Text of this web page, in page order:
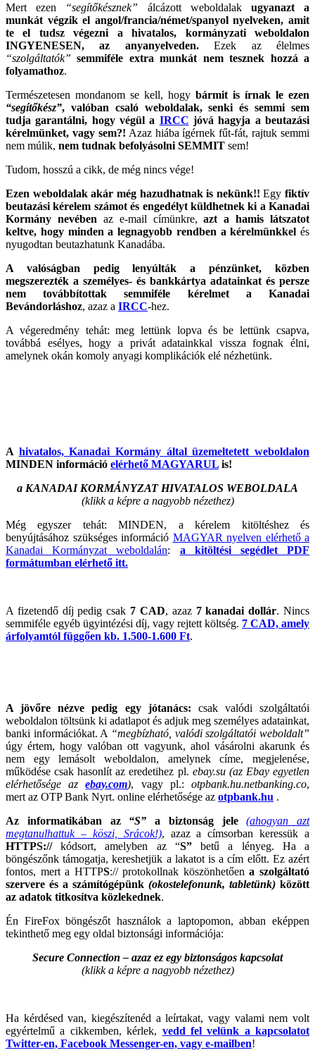
Mert ezen “segítőkésznek” álcázott weboldalak ugyanazt a
munkát végzik el angol/francia/német/spanyol nyelveken, amit
te el tudsz végezni a hivatalos, kormányzati weboldalon
INGYENESEN, az anyanyelveden.Ezek az élelmes
“szolgáltatók” semmiféle extra munkát nem tesznek hozzá a
folyamathoz.
Természetesen mondanom se kell, hogy bármit is írnak le ezen
“segítőkész”, valóban csaló weboldalak, senki és semmi sem
tudja garantálni, hogy végül a IRCC jóvá hagyja a beutazási
kérelmünket, vagy sem?! Azaz hiába ígérnek fűt-fát, rajtuk semmi
nem múlik, nem tudnak befolyásolni SEMMIT sem!
Tudom, hosszú a cikk, de még nincs vége!
Ezen weboldalak akár még hazudhatnak is nekünk!! Egy fiktív
beutazási kérelem számot és engedélyt küldhetnek ki a Kanadai
Kormány nevében az e-mail címünkre,azt a hamis látszatot
keltve, hogy minden a legnagyobb rendben a kérelmünkkel és
nyugodtan beutazhatunk Kanadába.
A valóságban pedig lenyúlták a pénzünket, közben
megszerezték a személyes- és bankkártya adatainkat és persze
nem továbbítottak semmiféle kérelmet a Kanadai
Bevándorláshoz, azaz a IRCC-hez.
A végeredmény tehát: meg lettünk lopva és be lettünk csapva,
továbbá esélyes, hogy a privát adatainkkal vissza fognak élni,
amelynek okán komoly anyagi komplikációk elé nézhetünk.
A hivatalos, Kanadai Kormány által üzemeltetett weboldalon
MINDEN információ elérhető MAGYARUL is!
a KANADAI KORMÁNYZAT HIVATALOS WEBOLDALA
(klikk a képre a nagyobb nézethez)
Még egyszer tehát: MINDEN, a kérelem kitöltéshez és
benyújtásához szükséges információ MAGYAR nyelven elérhető a
Kanadai Kormányzat weboldalán: a kitöltési segédlet PDF
formátumban elérhető itt.
A fizetendő díj pedig csak 7 CAD, azaz 7 kanadai dollár. Nincs
semmiféle egyéb ügyintézési díj, vagy rejtett költség. 7 CAD, amely
árfolyamtól függően kb. 1.500-1.600 Ft.
A jövőre nézve pedig egy jótanács: csak valódi szolgáltatói
weboldalon töltsünk ki adatlapot és adjuk meg személyes adatainkat,
banki információkat. A “megbízható, valódi szolgáltatói weboldalt”
úgy értem, hogy valóban ott vagyunk, ahol vásárolni akarunk és
nem egy lemásolt weboldalon, amelynek címe, megjelenése,
működése csak hasonlít az eredetihez pl. ebay.su (az Ebay egyetlen
elérhetősége azebay.com), vagy pl.:otpbank.hu.netbanking.co,
mert az OTP Bank Nyrt. online elérhetősége az otpbank.hu .
Az informatikában az “S” a biztonság jele
(ahogyan azt
megtanulhattuk – köszi, Srácok!), azaz a címsorban keressük a
HTTPS://kódsort, amelyben az “S”betű a lényeg. Ha a
böngészőnk támogatja, kereshetjük a lakatot is a cím előtt. Ez azért
fontos, mert a HTTPS:// protokollnak köszönhetőena szolgáltató
szervere és a számítógépünk (okostelefonunk, tabletünk) között
az adatok titkosítva közlekednek.
Én FireFox böngészőt használok a laptopomon, abban eképpen
tekinthető meg egy oldal biztonsági információja:
Secure Connection – azaz ez egy biztonságos kapcsolat
(klikk a képre a nagyobb nézethez)
Ha kérdésed van, kiegészítenéd a leírtakat, vagy valami nem volt
egyértelmű a cikkemben, kérlek, vedd fel velünk a kapcsolatot
Twitter-en, Facebook Messenger-en, vagy e-mailben!